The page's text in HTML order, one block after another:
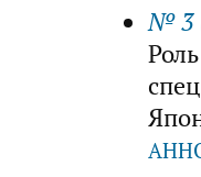
№ 3